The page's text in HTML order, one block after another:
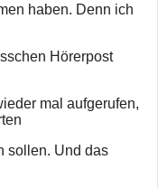
haben. Denn ich
Hörerpost
mal aufgerufen,
sollen. Und das